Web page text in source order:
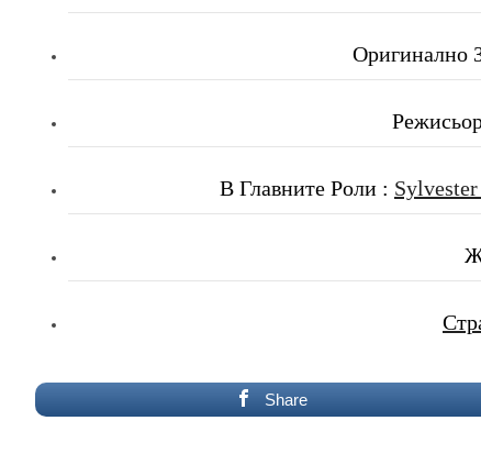
Оригинално
В Главните Роли :
Share